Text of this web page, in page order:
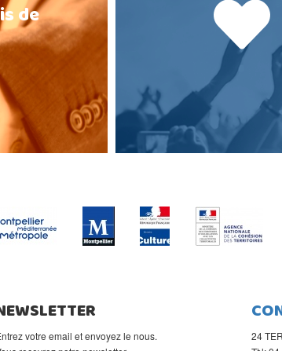
de
votre email et envoyez le nous.
24